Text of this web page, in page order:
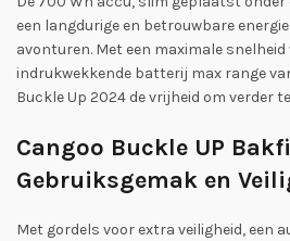
een langdurige en betrouwbare
avonturen. Met een maximale
indrukwekkende batterij max range
Buckle Up 2024 de vrijheid om verder
Cangoo Buckle UP
Gebruiksgemak en
Met gordels voor extra veiligheid, een